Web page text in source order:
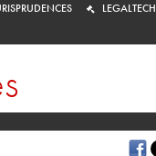
LEGALTECH